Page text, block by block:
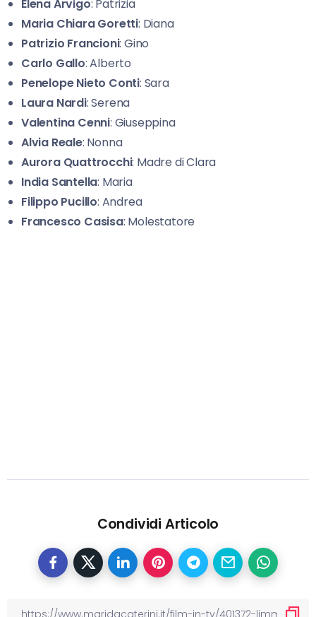
ElenaArvigo: Patrizia
Maria Chiara Goretti: Diana
Patrizio Francioni: Gino
Carlo Gallo: Alberto
Penelope Nieto Conti: Sara
Laura Nardi: Serena
Valentina Cenni: Giuseppina
Alvia Reale: Nonna
Aurora Quattrocchi: Madre di Clara
India Santella: Maria
Filippo Pucillo: Andrea
Francesco Casisa: Molestatore
Condividi Articolo